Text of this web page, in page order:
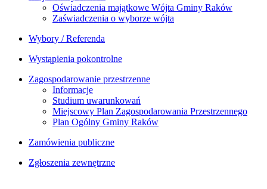
Oświadczenia majątkowe Wójta Gminy Raków
Zaświadczenia o wyborze wójta
Wybory / Referenda
Wystąpienia pokontrolne
Zagospodarowanie przestrzenne
Informacje
Studium uwarunkowań
Miejscowy Plan Zagospodarowania Przestrzennego
Plan Ogólny Gminy Raków
Zamówienia publiczne
Zgłoszenia zewnętrzne